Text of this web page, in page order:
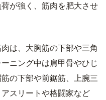
が強く、筋肉を肥大させ
は、大胸筋の下部や三角
ニング中は肩甲骨やひじ
の下部や前鋸筋、上腕三
スリートや格闘家など